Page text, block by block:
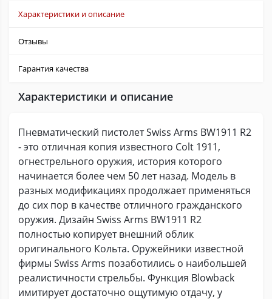
Характеристики и описание
Отзывы
Гарантия качества
Характеристики и описание
Пневматический пистолет Swiss Arms BW1911 R2
- это отличная копия известного Colt 1911,
огнестрельного оружия, история которого
начинается более чем 50 лет назад. Модель в
разных модификациях продолжает применяться
до сих пор в качестве отличного гражданского
оружия. Дизайн Swiss Arms BW1911 R2
полностью копирует внешний облик
оригинального Кольта. Оружейники известной
фирмы Swiss Arms позаботились о наибольшей
реалистичности стрельбы. Функция Blowback
имитирует достаточно ощутимую отдачу, у